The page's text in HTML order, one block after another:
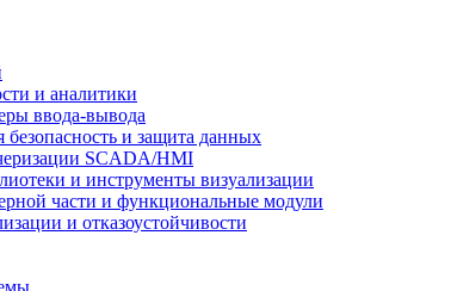
и аналитики
ввода-вывода
и защита данных
SCADA/HMI
и инструменты визуализации
части и функциональные модули
и отказоустойчивости